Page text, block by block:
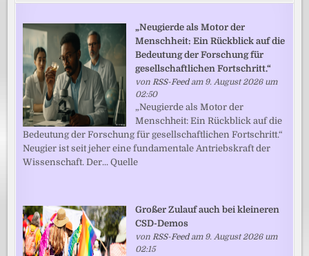
„Neugierde als Motor der
Menschheit: Ein Rückblick auf die
Bedeutung der Forschung für
gesellschaftlichen Fortschritt.“
vonRSS-Feedam 9. August 2026 um
02:50
„Neugierde als Motor der
Menschheit: Ein Rückblick auf die
Bedeutung der Forschung für gesellschaftlichen Fortschritt.“
Neugier ist seit jeher eine fundamentale Antriebskraft der
Wissenschaft. Der... Quelle
Großer Zulauf auch bei kleineren
CSD-Demos
vonRSS-Feedam 9. August 2026 um
02:15